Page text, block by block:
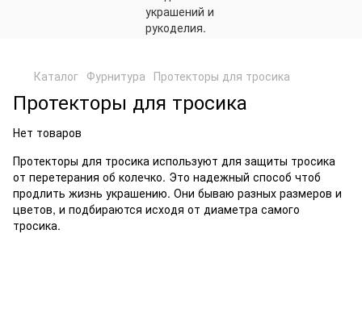
Каталог Фурнитура Протекторы для тросика
Протекторы для тросика
Нет товаров
Протекторы для тросика используют для защиты тросика
от перетерания об колечко. Это надежный способ чтоб
продлить жизнь украшению. Они бываю разных размеров и
цветов, и подбираются исходя от диаметра самого
тросика.